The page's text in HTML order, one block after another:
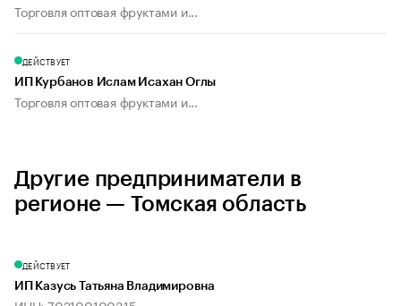
Торговля оптовая фруктами и...
ДЕЙСТВУЕТ
ИП Курбанов Ислам Исахан Оглы
Торговля оптовая фруктами и...
Другие предприниматели в
регионе — Томская область
ДЕЙСТВУЕТ
ИП Казусь Татьяна Владимировна